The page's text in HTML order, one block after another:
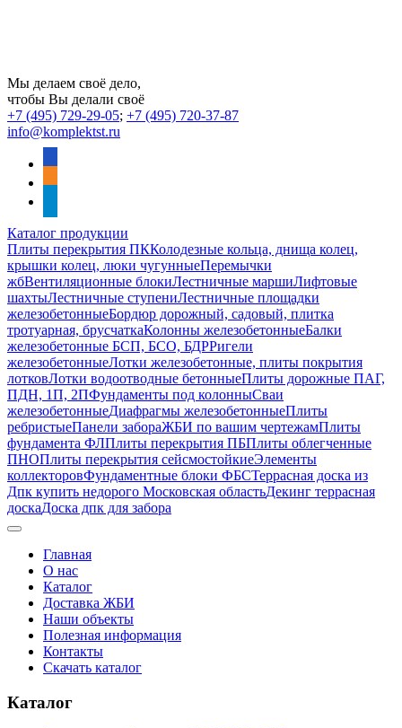
Мы делаем своё дело,
чтобы Вы делали своё
+7 (495) 729-29-05; +7 (495) 720-37-87
info@komplektst.ru
Каталог продукции
Плиты перекрытия ПККолодезные кольца, днища колец,
крышки колец, люки чугунныеПеремычки
жбВентиляционные блокиЛестничные маршиЛифтовые
шахтыЛестничные ступениЛестничные площадки
железобетонныеБордюр дорожный, садовый, плитка
тротуарная, брусчаткаКолонны железобетонныеБалки
железобетонные БСП, БСО, БДРРигели
железобетонныеЛотки железобетонные, плиты покрытия
лотковЛотки водоотводные бетонныеПлиты дорожные ПАГ,
ПДН, 1П, 2ПФундаменты под колонныСваи
железобетонныеДиафрагмы железобетонныеПлиты
ребристыеПанели забораЖБИ по вашим чертежамПлиты
фундамента ФЛПлиты перекрытия ПБПлиты облегченные
ПНОПлиты перекрытия сейсмостойкиеЭлементы
коллекторовФундаментные блоки ФБСТеррасная доска из
Дпк купить недорого Московская областьДекинг террасная
доскаДоска дпк для забора
Главная
О нас
Каталог
Доставка ЖБИ
Наши объекты
Полезная информация
Контакты
Скачать каталог
Каталог